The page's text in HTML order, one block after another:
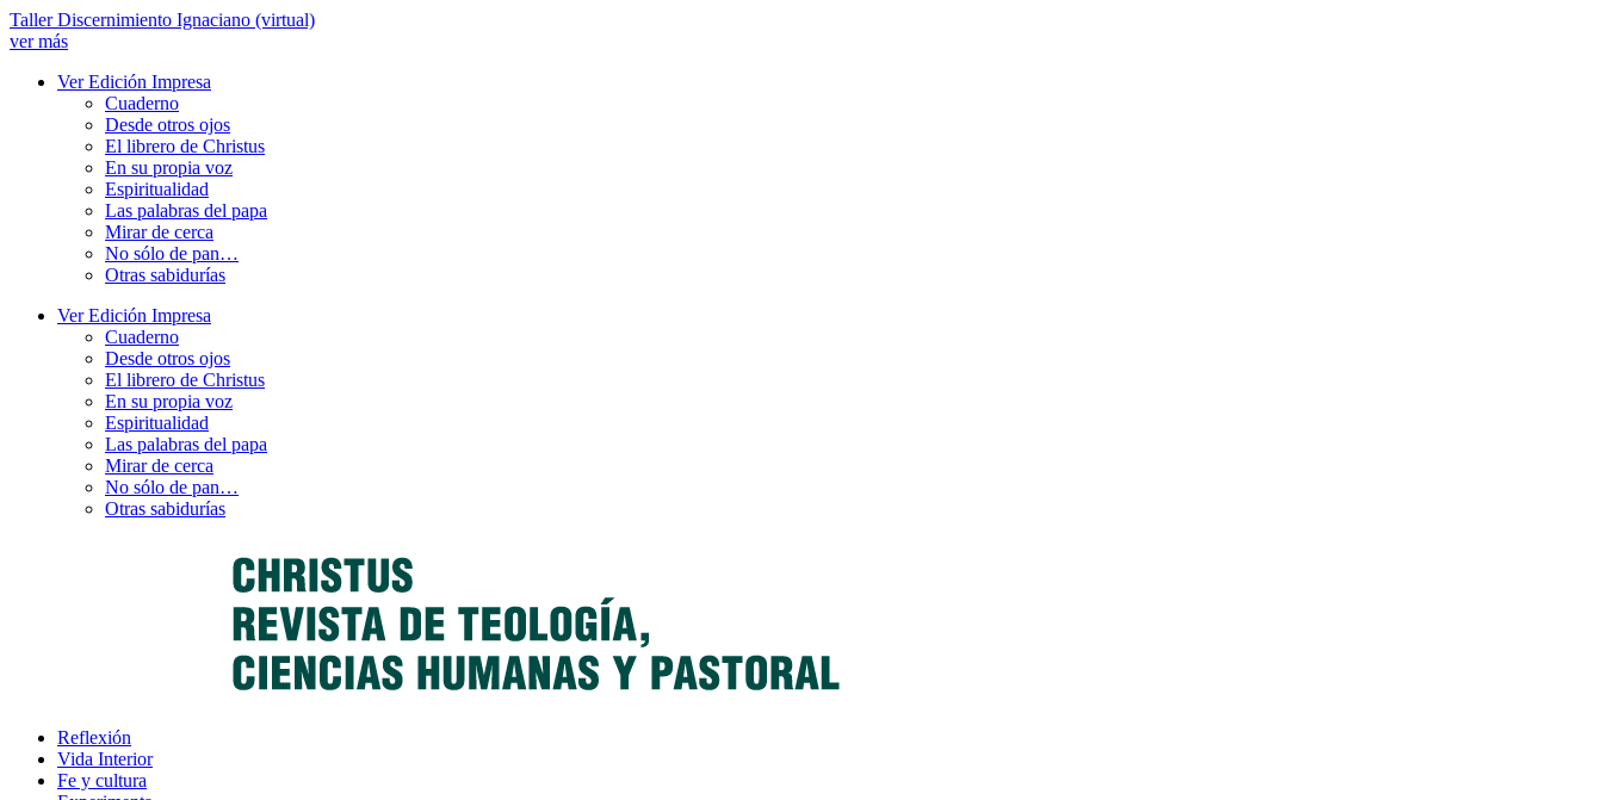
Ir
al
Taller Discernimiento Ignaciano (virtual)
ver más
Ver Edición Impresa
Cuaderno
Desde otros ojos
El librero de Christus
En su propia voz
Espiritualidad
Las palabras del papa
Mirar de cerca
No sólo de pan…
Otras sabidurías
Ver Edición Impresa
Cuaderno
Desde otros ojos
El librero de Christus
En su propia voz
Espiritualidad
Las palabras del papa
Mirar de cerca
No sólo de pan…
Otras sabidurías
Reflexión
Vida Interior
Fe y cultura